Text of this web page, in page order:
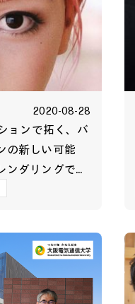
ト・セミナー情報
一覧
2020-08-28
ョンで拓く、バ
の新しい可能
ダリングでの
表現力を実現